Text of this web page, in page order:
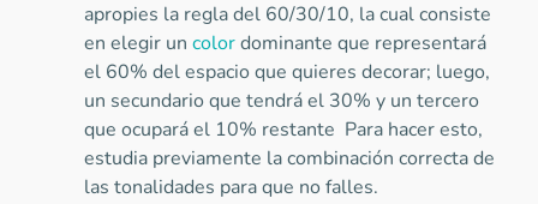
apropies la regla del 60/30/10, la cual consiste
en elegir un colordominante que representará
el 60% del espacio que quieres decorar; luego,
un secundario que tendrá el 30% y un tercero
que ocupará el 10% restante Para hacer esto,
estudia previamente la combinación correcta de
las tonalidades para que no falles.